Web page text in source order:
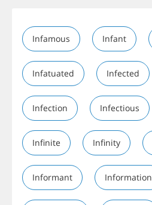
Infamous Infant
Infatuated Infected
Infection Infectious
Infinite Infinity
Informant Information